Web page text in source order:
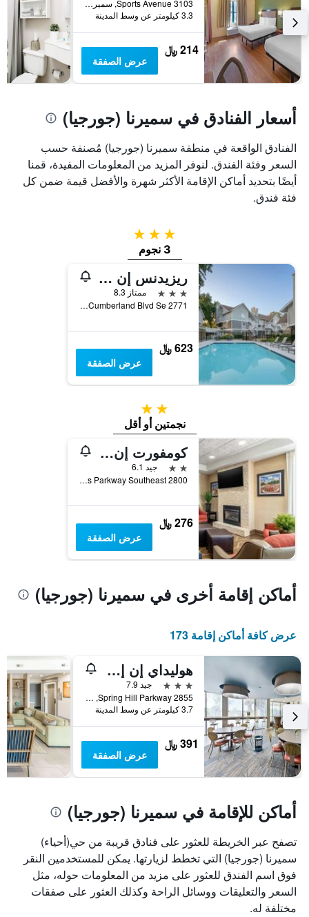
الذي
يعرض
متوسط
سعر
غرفة
3103 Sports Avenue, سميرنا (جورجيا), GA, الولايات المتحدة الأميريكية
3.3 كيلومتر عن وسط المدينة
214 ﷼
عرض الصفقة
أسعار الفنادق في سميرنا (جورجيا)
الفنادق الواقعة في منطقة سميرنا (جورجيا) مُصنفة حسب
السعر وفئة الفندق. لنوفر المزيد من المعلومات المفيدة، قمنا
أيضًا بتحديد أماكن الإقامة الأكثر شهرة والأفضل قيمة ضمن كل
فئة فندق.
3 نجوم
3 نجوم
ريزيدنس إن باي ماريوت أتلانتا كمبرلاند/جاليريا
3 نجوم
ممتاز 8.3
2771 Cumberland Blvd Se, سميرنا (جورجيا), GA, الولايات المتحدة الأميريكية
623 ﷼
عرض الصفقة
2 نجمتين
نجمتين أو أقل
كومفورت إن آند سويتس أطلانطا/سميرنا
2 نجمتين
جيد 6.1
2800 Highlands Parkway Southeast, سميرنا (جورجيا), GA, الولايات المتحدة الأميريكية
276 ﷼
عرض الصفقة
أماكن إقامة أخرى في سميرنا (جورجيا)
عرض كافة أماكن إقامة 173
هوليداي إن إكسبرس أتلانتا جاليريا - بالبارك أريا باي آيتش جي
3 نجوم
جيد 7.9
2855 Spring Hill Parkway, سميرنا (جورجيا), GA, الولايات المتحدة الأميريكية
3.7 كيلومتر عن وسط المدينة
391 ﷼
عرض الصفقة
أماكن للإقامة في سميرنا (جورجيا)
تصفح عبر الخريطة للعثور على فنادق قريبة من حي(أحياء)
سميرنا (جورجيا) التي تخطط لزيارتها. يمكن للمستخدمين النقر
فوق اسم الفندق للعثور على مزيد من المعلومات حوله، مثل
السعر والتعليقات ووسائل الراحة وكذلك العثور على صفقات
مختلفة له.